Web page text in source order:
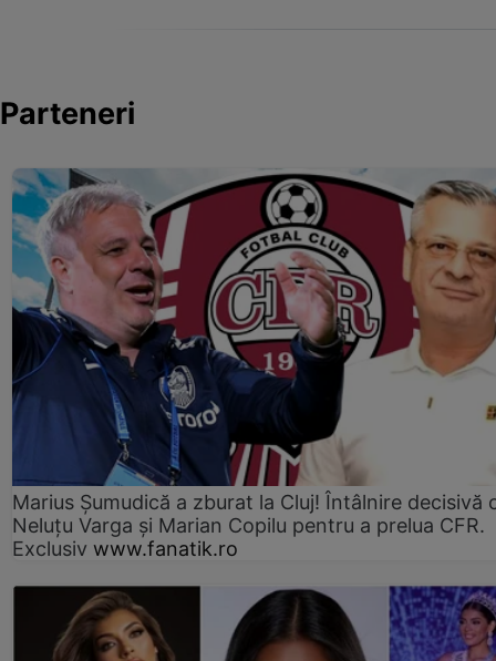
Parteneri
Marius Şumudică a zburat la Cluj! Întâlnire decisivă
Neluţu Varga şi Marian Copilu pentru a prelua CFR.
Exclusiv www.fanatik.ro